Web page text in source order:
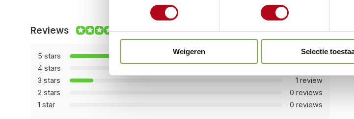
Weigeren Selectie
Lengte handvat: 12 cm
Gewicht: 1050 gram
Materiaal: gehard verchroomd staal (High Carbon steel)
Materiaal buis: Aluminium
Knipt takdiktes: 8 mm
Reviews 9.6/10
5 stars
8 reviews
4 stars
3 stars
1 review
2 stars
0 reviews
1 star
0 reviews